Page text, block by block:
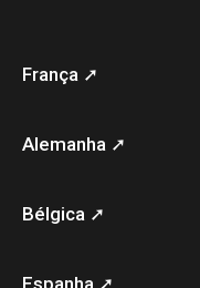
França ➚
Alemanha ➚
Bélgica ➚